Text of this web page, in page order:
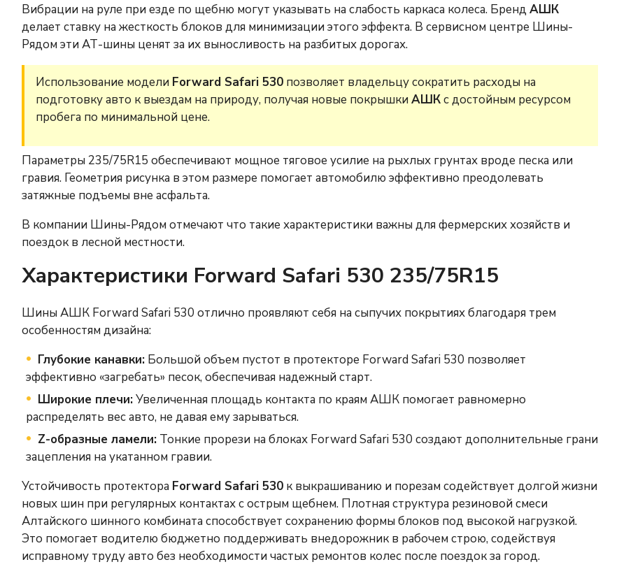
Вибрации на руле при езде по щебню могут указывать на слабость каркаса колеса. Бренд АШК
делает ставку на жесткость блоков для минимизации этого эффекта. В сервисном центре Шины-
Рядом эти АТ-шины ценят за их выносливость на разбитых дорогах.
Использование модели Forward Safari 530 позволяет владельцу сократить расходы на
подготовку авто к выездам на природу, получая новые покрышки АШКс достойным ресурсом
пробега по минимальной цене.
Параметры 235/75R15 обеспечивают мощное тяговое усилие на рыхлых грунтах вроде песка или
гравия. Геометрия рисунка в этом размере помогает автомобилю эффективно преодолевать
затяжные подъемы вне асфальта.
В компании Шины-Рядом отмечают что такие характеристики важны для фермерских хозяйств и
поездок в лесной местности.
Характеристики Forward Safari 530 235/75R15
Шины АШК Forward Safari 530 отлично проявляют себя на сыпучих покрытиях благодаря трем
особенностям дизайна:
Глубокие канавки: Большой объем пустот в протекторе Forward Safari 530 позволяет
эффективно «загребать» песок, обеспечивая надежный старт.
Широкие плечи:Увеличенная площадь контакта по краям АШК помогает равномерно
распределять вес авто, не давая ему зарываться.
Z-образные ламели: Тонкие прорези на блоках Forward Safari 530 создают дополнительные грани
зацепления на укатанном гравии.
Устойчивость протектора Forward Safari 530 к выкрашиванию и порезам содействует долгой жизни
новых шин при регулярных контактах с острым щебнем. Плотная структура резиновой смеси
Алтайского шинного комбината способствует сохранению формы блоков под высокой нагрузкой.
Это помогает водителю бюджетно поддерживать внедорожник в рабочем строю, содействуя
исправному труду авто без необходимости частых ремонтов колес после поездок за город.